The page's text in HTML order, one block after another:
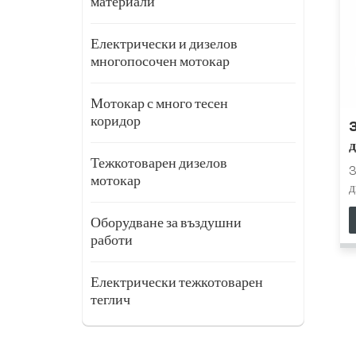
Електрически и дизелов
многопосочен мотокар
Мотокар с много тесен
коридор
Тежкотоварен дизелов
мотокар
Оборудване за въздушни
работи
Електрически тежкотоварен
теглич